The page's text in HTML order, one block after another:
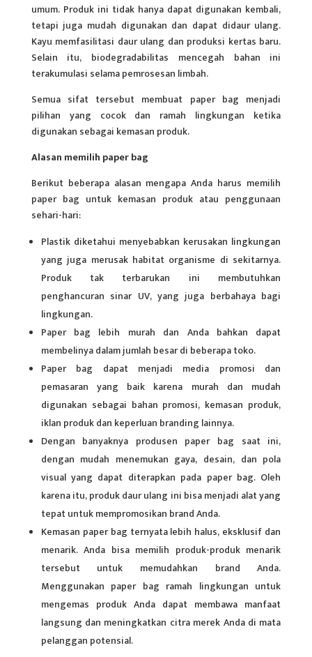
umum. Produkini tidak hanya dapat digunakan kembali,
tetapi juga mudah digunakan dan dapat didaur ulang.
Kayu memfasilitasi daur ulang dan produksi kertas baru.
Selain itu, biodegradabilitas mencegah bahan ini
terakumulasi selama pemrosesan limbah.
Semua sifat tersebut membuat paper bag menjadi
pilihan yang cocok dan ramah lingkungan ketika
digunakan sebagai kemasan produk.
Alasan memilih paper bag
Berikut beberapa alasan mengapa Anda harus memilih
paper bag untuk kemasan produk atau penggunaan
sehari-hari:
Plastik diketahui menyebabkan kerusakan lingkungan
yang juga merusak habitat organisme di sekitarnya.
Produk tak terbarukan ini membutuhkan
penghancuran sinar UV, yang juga berbahaya bagi
lingkungan.
Paper bag lebih murah dan Anda bahkan dapat
membelinya dalam jumlah besar di beberapa toko.
Paper bag dapat menjadi media promosi dan
pemasaran yang baik karena murah dan mudah
digunakan sebagai bahan promosi, kemasan produk,
iklan produk dan keperluan branding lainnya.
Dengan banyaknya produsen paper bag saat ini,
dengan mudah menemukan gaya, desain, dan pola
visual yang dapat diterapkan pada paper bag. Oleh
karena itu, produk daur ulang ini bisa menjadi alat yang
tepat untuk mempromosikan brand Anda.
Kemasan paper bag ternyata lebih halus, eksklusif dan
menarik. Anda bisa memilih produk-produk menarik
tersebut untuk memudahkan brand Anda.
Menggunakan paper bag ramah lingkungan untuk
mengemas produk Anda dapat membawa manfaat
langsung dan meningkatkan citra merek Anda di mata
pelanggan potensial.